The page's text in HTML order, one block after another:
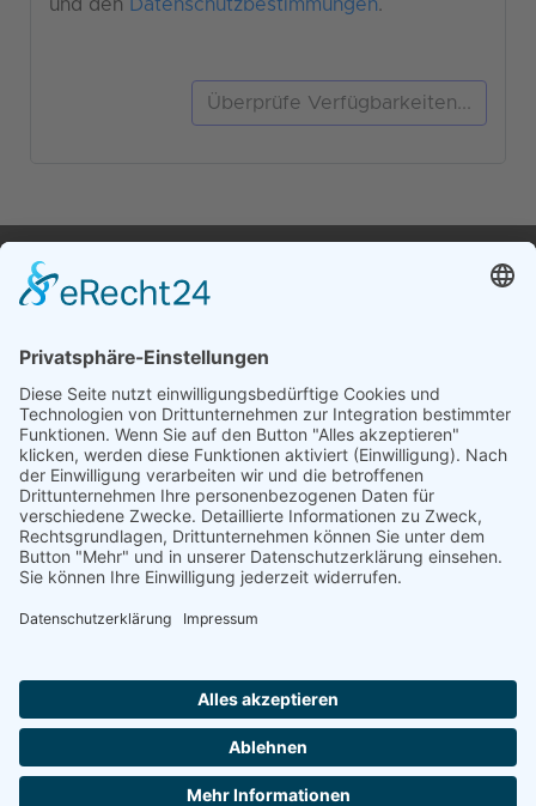
Home
City-Guide
Jobangebote
Kontakt
Mitarbeiter-Login
Vermiete an uns
Grüner Weg 9
84431 Heldenstein
Deutschland
info@come4stay.com
+49 8636 6090008
AGB Datenschutz Impressum